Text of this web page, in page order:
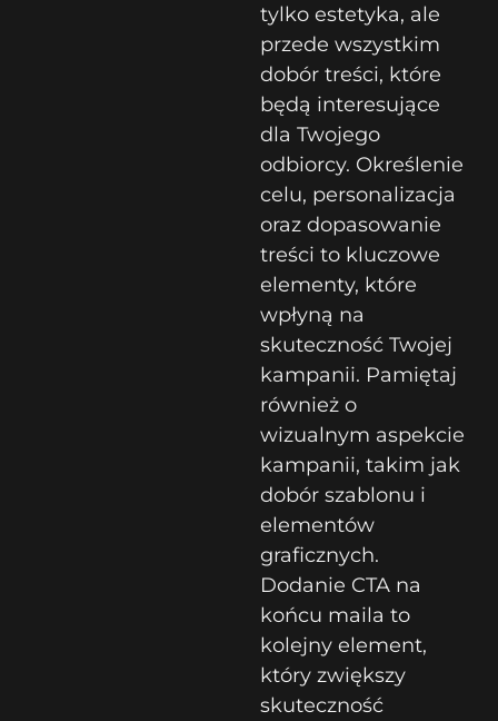
tylko estetyka, ale
przede wszystkim
dobór treści, które
będą interesujące
dla Twojego
odbiorcy. Określenie
celu, personalizacja
oraz dopasowanie
treści to kluczowe
elementy, które
wpłyną na
skuteczność Twojej
kampanii. Pamiętaj
również o
wizualnym aspekcie
kampanii, takim jak
dobór szablonu i
elementów
graficznych.
Dodanie CTA na
końcu maila to
kolejny element,
który zwiększy
skuteczność